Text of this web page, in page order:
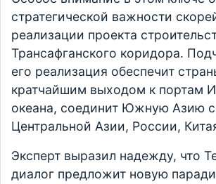
стратегической важности
реализации проекта
Трансафганского коридора.
его реализация обеспечит
кратчайшим выходом к портам
океана, соединит Южную Азию
Центральной Азии, России,
Эксперт выразил надежду, что
диалог предложит новую